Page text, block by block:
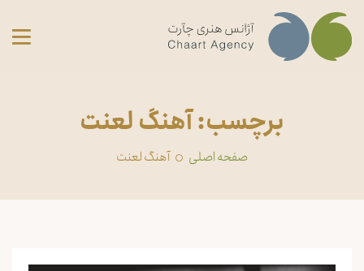
برچسب: آهنگ لعنت
صفحه اصلی آهنگ لعنت